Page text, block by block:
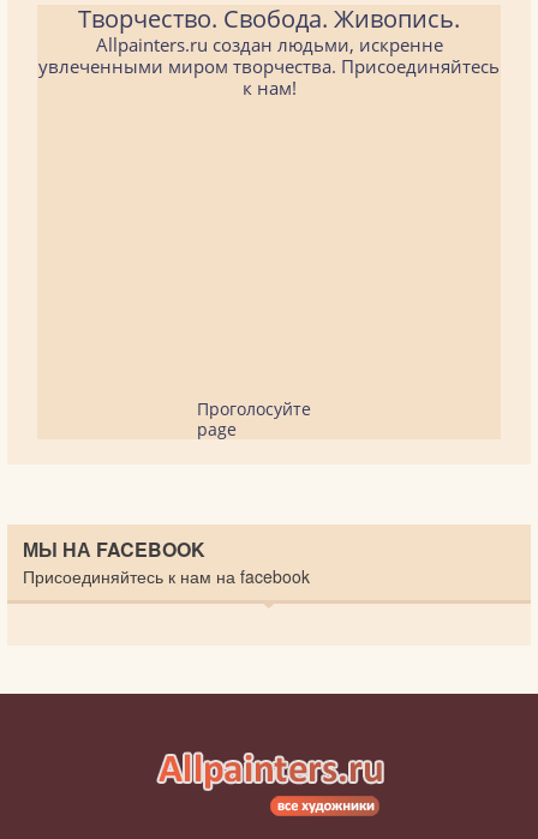
Творчество. Свобода. Живопись.
Allpainters.ru создан людьми, искренне
увлеченными миром творчества. Присоединяйтесь
к нам!
Проголосуйте
page
МЫ НА FACEBOOK
Присоединяйтесь к нам на facebook